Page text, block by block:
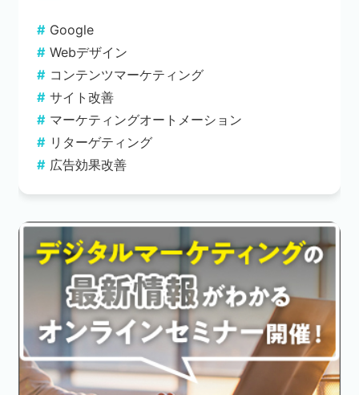
Google
Webデザイン
コンテンツマーケティング
サイト改善
マーケティングオートメーション
リターゲティング
広告効果改善